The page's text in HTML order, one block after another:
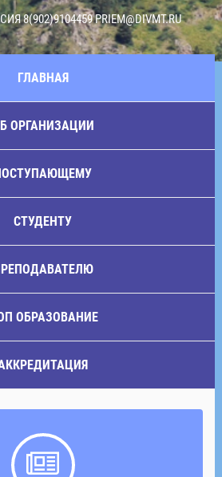
8(902)9104459PRIEM@DIVMT.RU
ГЛАВНАЯ
ОРГАНИЗАЦИИ
СТУДЕНТУ
ОБРАЗОВАНИЕ